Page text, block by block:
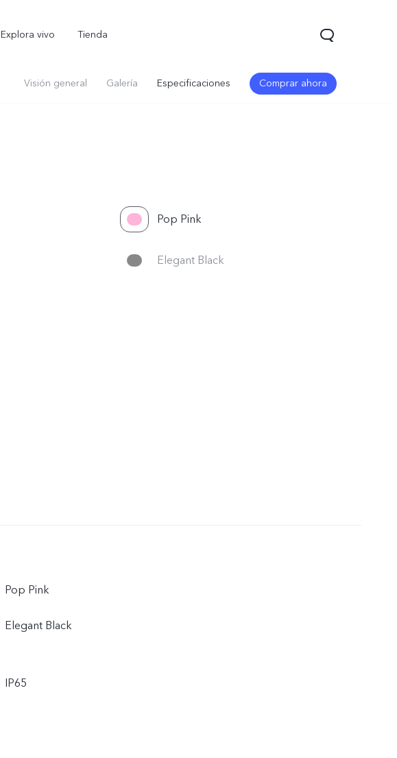
Explora vivo Tienda
Visión general Galería Especificaciones Comprar ahora
Pop Pink
Elegant Black
Pop Pink
Elegant Black
IP65